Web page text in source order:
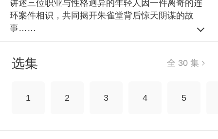
讲述三位职业与性格迥异的年轻人因一件离奇的连
环案件相识，共同揭开朱雀堂背后惊天阴谋的故
事……
全 30 集
选集
1 2 3 4 5